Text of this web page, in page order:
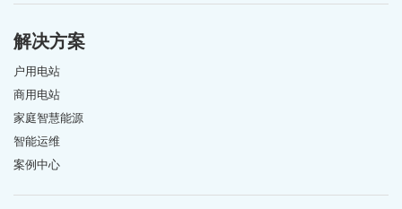
解决方案
户用电站
商用电站
家庭智慧能源
智能运维
案例中心